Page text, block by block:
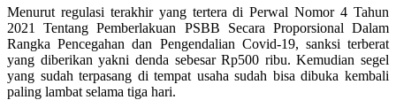
Menurut regulasi terakhir yang tertera di Perwal Nomor 4 Tahun
2021 Tentang Pemberlakuan PSBB Secara Proporsional Dalam
Rangka Pencegahan dan Pengendalian Covid-19, sanksi terberat
yang diberikan yakni denda sebesar Rp500 ribu. Kemudian segel
yang sudah terpasang di tempat usaha sudah bisa dibuka kembali
paling lambat selama tiga hari.